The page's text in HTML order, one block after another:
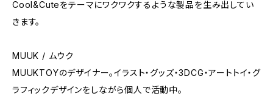
Cool&Cuteをテーマにワクワクするような製品を生み出してい
きます。
MUUK / ムウク
MUUKTOYのデザイナー。イラスト・グッズ・3DCG・アートトイ・グ
ラフィックデザインをしながら個人で活動中。